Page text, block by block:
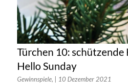
Türchen 10:
Hello Sunday
Gewinnspiele, | 10 Dezember 2021